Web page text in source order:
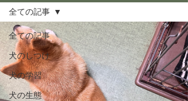
全ての記事
犬のしつけ
犬の学習
犬の生態
全ての記事